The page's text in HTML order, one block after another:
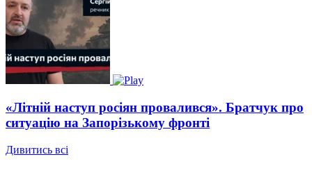
«Літній наступ росіян провалився». Братчук про
ситуацію на Запорізькому фронті
Дивитись всі